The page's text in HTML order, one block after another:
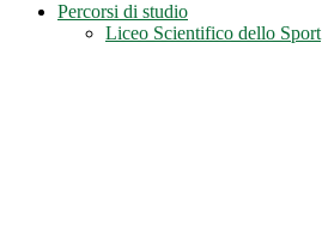
Percorsi di studio
Liceo Scientifico dello Sport